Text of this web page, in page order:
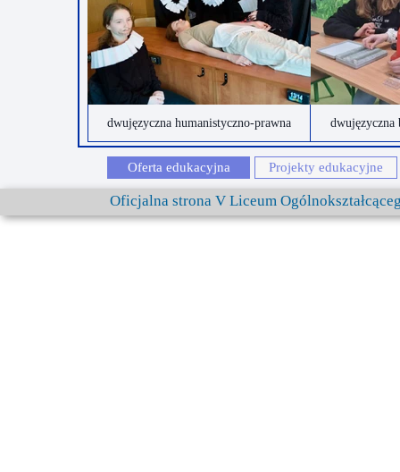
dwujęzyczna
dwujęzyczna humanistyczno-prawna
Projekty edukacyjne
Oferta edukacyjna
Oficjalna strona V Liceum